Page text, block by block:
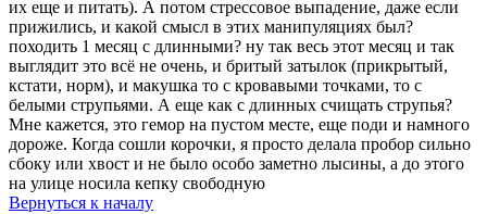
их еще и питать). А потом стрессовое выпадение, даже если
прижились, и какой смысл в этих манипуляциях был?
походить 1 месяц с длинными? ну так весь этот месяц и так
выглядит это всё не очень, и бритый затылок (прикрытый,
кстати, норм), и макушка то с кровавыми точками, то с
белыми струпьями. А еще как с длинных счищать струпья?
Мне кажется, это гемор на пустом месте, еще поди и намного
дороже. Когда сошли корочки, я просто делала пробор сильно
сбоку или хвост и не было особо заметно лысины, а до этого
на улице носила кепку свободную
Вернуться к началу